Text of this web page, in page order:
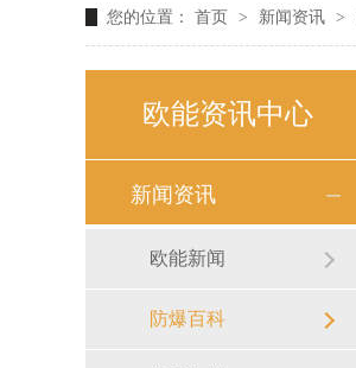
您的位置： 首页 > 新闻资讯 >
欧能资讯中心
新闻资讯
欧能新闻
防爆百科